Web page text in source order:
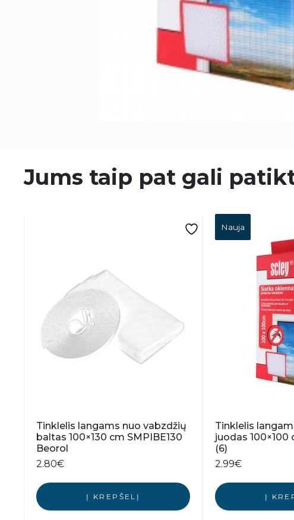
Jums taip pat gali
Tinklelis langams nuo vabzdžių
baltas 100×130 cm SMPIBE130
Beorol
2.80€
Į KREPŠELĮ
Nauja
Tinklelis
juodas 100×100
(6)
2.99€
Į